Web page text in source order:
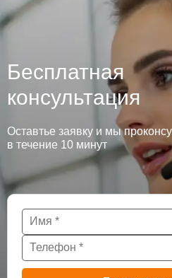
Бесплатная
консультация
Оставтье заявку и мы
в течение 10 минут